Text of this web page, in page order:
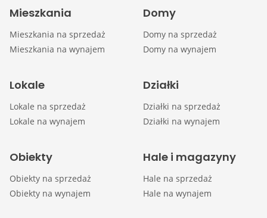
Mieszkania
Mieszkania na sprzedaż
Mieszkania na wynajem
Domy
Domy na sprzedaż
Domy na wynajem
Lokale
Lokale na sprzedaż
Lokale na wynajem
Działki
Działki na sprzedaż
Działki na wynajem
Obiekty
Obiekty na sprzedaż
Obiekty na wynajem
Hale i magazyny
Hale na sprzedaż
Hale na wynajem